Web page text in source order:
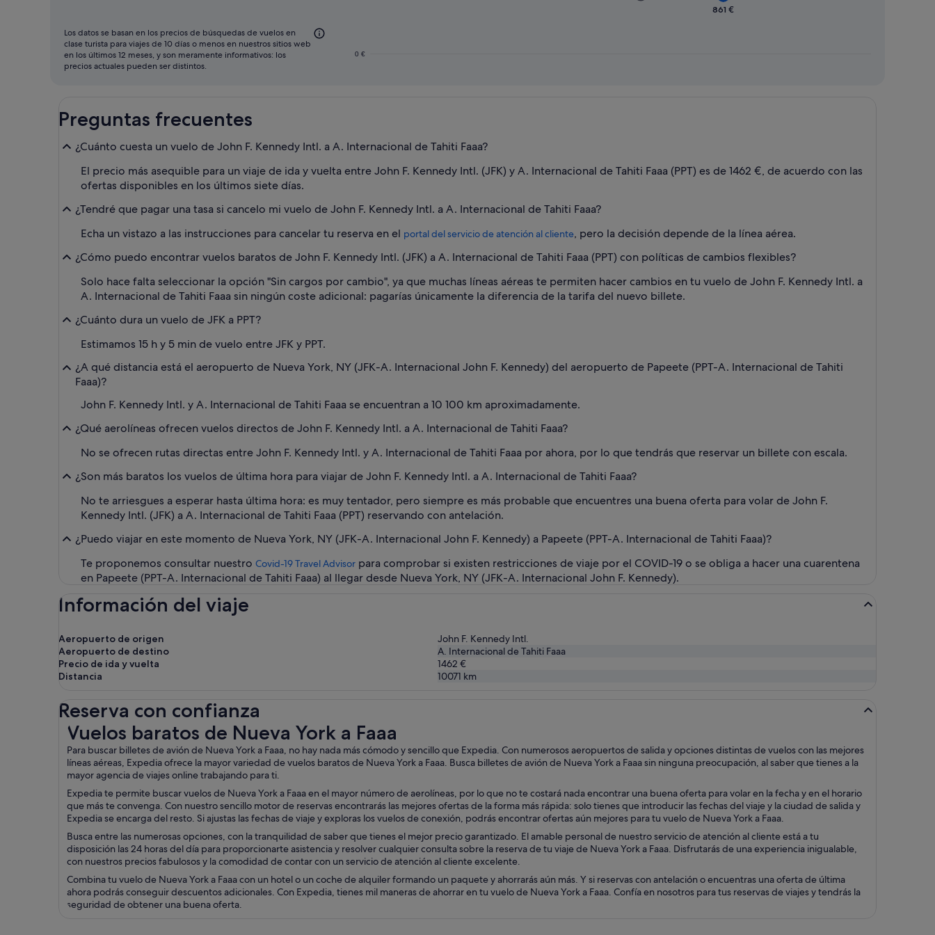
0 €
861 €
Los datos se basan en los precios de búsquedas de vuelos en
clase turista para viajes de 10 días o menos en nuestros sitios web
en los últimos 12 meses, y son meramente informativos: los
precios actuales pueden ser distintos.
Preguntas frecuentes
¿Cuánto cuesta un vuelo de John F. Kennedy Intl. a A. Internacional de Tahiti Faaa?
El precio más asequible para un viaje de ida y vuelta entre John F. Kennedy Intl. (JFK) y A. Internacional de Tahiti Faaa (PPT) es de 1462 €, de acuerdo con las
ofertas disponibles en los últimos siete días.
¿Tendré que pagar una tasa si cancelo mi vuelo de John F. Kennedy Intl. a A. Internacional de Tahiti Faaa?
Echa un vistazo a las instrucciones para cancelar tu reserva en el portal del servicio de atención al cliente, pero la decisión depende de la línea aérea.
¿Cómo puedo encontrar vuelos baratos de John F. Kennedy Intl. (JFK) a A. Internacional de Tahiti Faaa (PPT) con políticas de cambios flexibles?
Solo hace falta seleccionar la opción "Sin cargos por cambio", ya que muchas líneas aéreas te permiten hacer cambios en tu vuelo de John F. Kennedy Intl. a
A. Internacional de Tahiti Faaa sin ningún coste adicional: pagarías únicamente la diferencia de la tarifa del nuevo billete.
¿Cuánto dura un vuelo de JFK a PPT?
Estimamos 15 h y 5 min de vuelo entre JFK y PPT.
¿A qué distancia está el aeropuerto de Nueva York, NY (JFK-A. Internacional John F. Kennedy) del aeropuerto de Papeete (PPT-A. Internacional de Tahiti
Faaa)?
John F. Kennedy Intl. y A. Internacional de Tahiti Faaa se encuentran a 10 100 km aproximadamente.
¿Qué aerolíneas ofrecen vuelos directos de John F. Kennedy Intl. a A. Internacional de Tahiti Faaa?
No se ofrecen rutas directas entre John F. Kennedy Intl. y A. Internacional de Tahiti Faaa por ahora, por lo que tendrás que reservar un billete con escala.
¿Son más baratos los vuelos de última hora para viajar de John F. Kennedy Intl. a A. Internacional de Tahiti Faaa?
No te arriesgues a esperar hasta última hora: es muy tentador, pero siempre es más probable que encuentres una buena oferta para volar de John F.
Kennedy Intl. (JFK) a A. Internacional de Tahiti Faaa (PPT) reservando con antelación.
¿Puedo viajar en este momento de Nueva York, NY (JFK-A. Internacional John F. Kennedy) a Papeete (PPT-A. Internacional de Tahiti Faaa)?
Te proponemos consultar nuestro Covid-19 Travel Advisor para comprobar si existen restricciones de viaje por el COVID-19 o se obliga a hacer una cuarentena
en Papeete (PPT-A. Internacional de Tahiti Faaa) al llegar desde Nueva York, NY (JFK-A. Internacional John F. Kennedy).
Información del viaje
Aeropuerto de origen
John F. Kennedy Intl.
Aeropuerto de destino
A. Internacional de Tahiti Faaa
Precio de ida y vuelta
1462 €
Distancia
10071 km
Reserva con confianza
Vuelos baratos de Nueva York a Faaa
Para buscar billetes de avión de Nueva York a Faaa, no hay nada más cómodo y sencillo que Expedia. Con numerosos aeropuertos de salida y opciones distintas de vuelos con las mejores
líneas aéreas, Expedia ofrece la mayor variedad de vuelos baratos de Nueva York a Faaa. Busca billetes de avión de Nueva York a Faaa sin ninguna preocupación, al saber que tienes a la
mayor agencia de viajes online trabajando para ti.
Expedia te permite buscar vuelos de Nueva York a Faaa en el mayor número de aerolíneas, por lo que no te costará nada encontrar una buena oferta para volar en la fecha y en el horario
que más te convenga. Con nuestro sencillo motor de reservas encontrarás las mejores ofertas de la forma más rápida: solo tienes que introducir las fechas del viaje y la ciudad de salida y
Expedia se encarga del resto. Si ajustas las fechas de viaje y exploras los vuelos de conexión, podrás encontrar ofertas aún mejores para tu vuelo de Nueva York a Faaa.
Busca entre las numerosas opciones, con la tranquilidad de saber que tienes el mejor precio garantizado. El amable personal de nuestro servicio de atención al cliente está a tu
disposición las 24 horas del día para proporcionarte asistencia y resolver cualquier consulta sobre la reserva de tu viaje de Nueva York a Faaa. Disfrutarás de una experiencia inigualable,
con nuestros precios fabulosos y la comodidad de contar con un servicio de atención al cliente excelente.
Combina tu vuelo de Nueva York a Faaa con un hotel o un coche de alquiler formando un paquete y ahorrarás aún más. Y si reservas con antelación o encuentras una oferta de última
ahora podrás conseguir descuentos adicionales. Con Expedia, tienes mil maneras de ahorrar en tu vuelo de Nueva York a Faaa. Confía en nosotros para tus reservas de viajes y tendrás la
seguridad de obtener una buena oferta.
Vuelos baratos de Nueva York a Faaa